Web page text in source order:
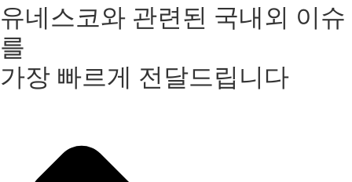
유네스코와 관련된 국내외 이슈
를
가장 빠르게 전달드립니다